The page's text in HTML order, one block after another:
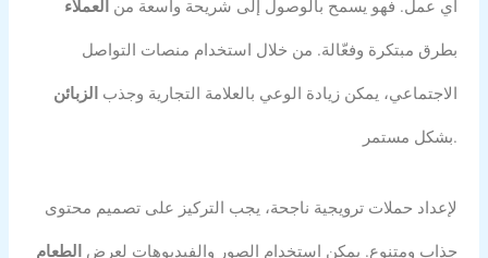
أي عمل. فهو يسمح بالوصول إلى شريحة واسعة من العملاء
بطرق مبتكرة وفعّالة. من خلال استخدام منصات التواصل
الاجتماعي، يمكن زيادة الوعي بالعلامة التجارية وجذب الزبائن
بشكل مستمر.
لإعداد حملات ترويجية ناجحة، يجب التركيز على تصميم محتوى
جذاب ومتنوع. يمكن استخدام الصور والفيديوهات لعرض الطعام